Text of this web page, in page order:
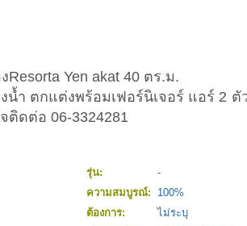
Yen akat 40 ตร.ม.
น้ำ ตกแต่งพร้อมเฟอร์นิเจอร์ แอร์ 2 ตั
ติดต่อ 06-3324281
รุ่น:
-
ความสมบูรณ์:
100%
ต้องการ:
ไม่ระบุ